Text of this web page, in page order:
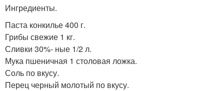
Ингредиенты.
Паста конкилье 400 г.
Грибы свежие 1 кг.
Сливки 30%- ные 1/2 л.
Мука пшеничная 1 столовая ложка.
Соль по вкусу.
Перец черный молотый по вкусу.